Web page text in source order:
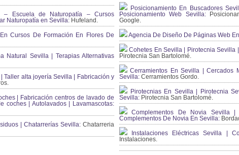
Escuela de Naturopatía – Cursos
Naturopatía en Sevilla: Hufeland.
Cursos De Formación En Flores De
Natural Sevilla | Terapias Alternativas
Taller alta joyería Sevilla | Fabricación y
| Fabricación centros de lavado de
coches | Autolavados | Lavamascotas:
| Chatarrerías Sevilla: Chatarreria
Posicionamiento En Buscadores
Posicionamiento Web Sevilla:
Google.
Agencia De Diseño De Páginas Web
Cohetes En Sevilla | Pirotecnia Sevilla
Pirotecnia San Bartolomé.
Cerramientos En Sevilla | Cercados
Sevilla: Cerramientos Gordo.
Pirotecnias En Sevilla | Pirotecnia
Sevilla: Pirotecnia San Bartolomé.
Complementos De Novia Sevilla
Complementos De Novia En Sevilla:
Instalaciones Eléctricas Sevilla |
Instalaciones.